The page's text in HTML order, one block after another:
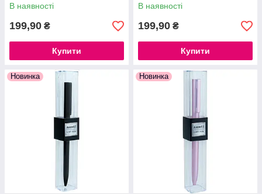
В наявності
199,90 ₴
Купити
В наявності
199,90 ₴
Купити
Новинка Новинка